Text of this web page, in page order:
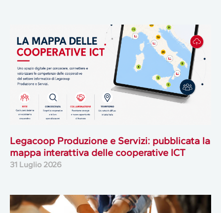
Legacoop Produzione e Servizi: pubblicata la
mappa interattiva delle cooperative ICT
31 Luglio 2026